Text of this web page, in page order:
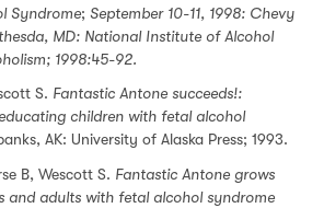
Syndrome; September 10-11, 1998: Chevy
MD: National Institute of Alcohol
1998:45-92.
S. Fantastic Antone succeeds!:
children with fetal alcohol
AK: University of Alaska Press; 1993.
B, Wescott S. Fantastic Antone grows
and adults with fetal alcohol syndrome